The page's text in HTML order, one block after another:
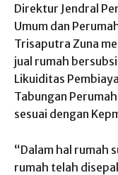
Direktur Jendral
Umum dan
Trisaputra Zuna
jual rumah
Likuiditas
Tabungan
sesuai dengan
“Dalam hal rumah
rumah telah